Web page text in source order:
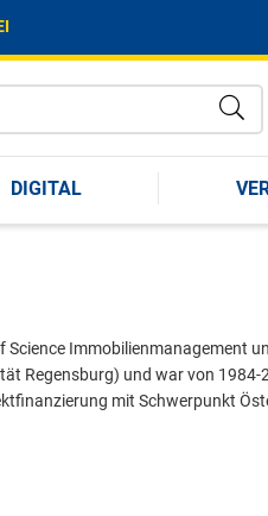
DIGITAL
Immobilienmanagement
Regensburg) und war von
mit Schwerpunkt